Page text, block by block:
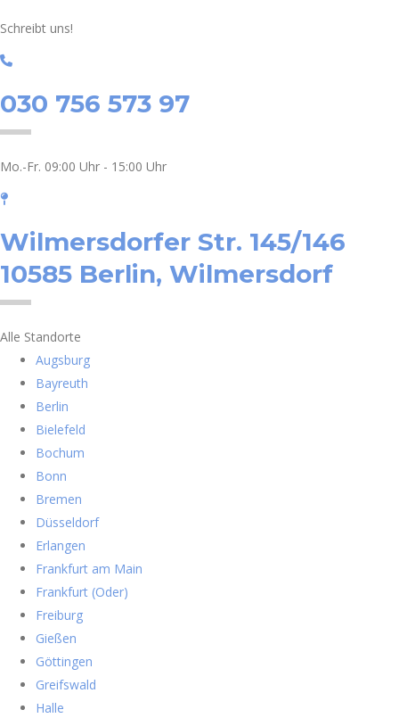
Schreibt uns!
030 756 573 97
Mo.-Fr. 09:00 Uhr - 15:00 Uhr
Wilmersdorfer Str. 145/146
10585 Berlin, Wilmersdorf
Alle Standorte
Augsburg
Bayreuth
Berlin
Bielefeld
Bochum
Bonn
Bremen
Düsseldorf
Erlangen
Frankfurt am Main
Frankfurt (Oder)
Freiburg
Gießen
Göttingen
Greifswald
Halle